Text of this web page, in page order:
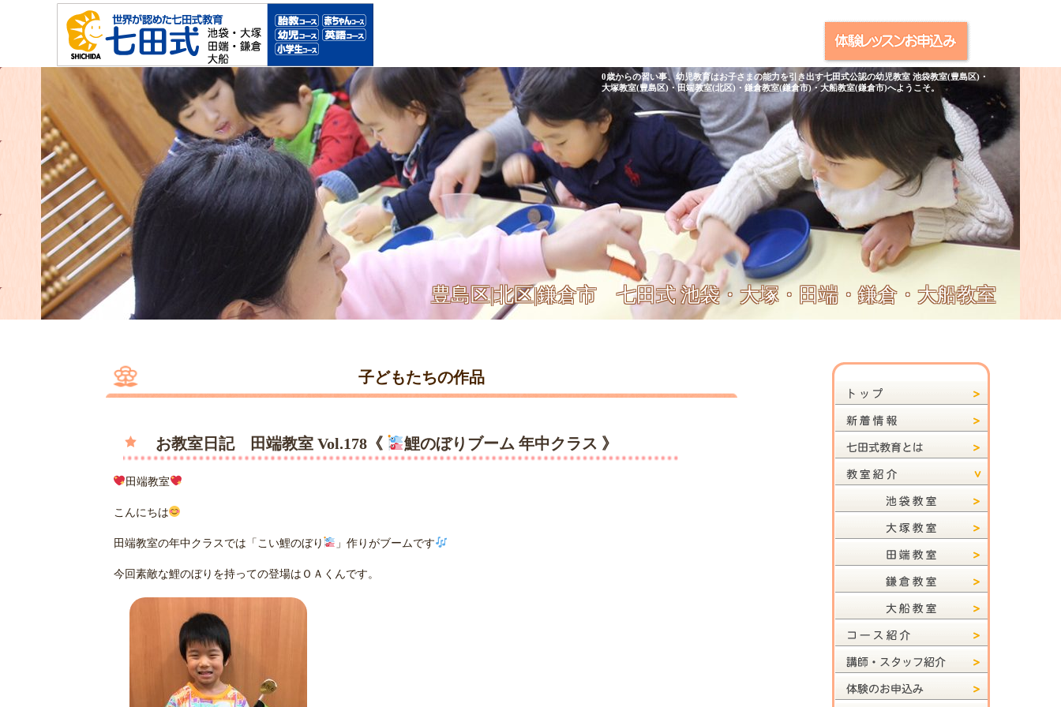
0歳からの習い事、幼児教育はお子さまの能力を引き出す七田式公認の幼児教室 池袋教室(豊島区)・
大塚教室(豊島区)・田端教室(北区)・鎌倉教室(鎌倉市)・大船教室(鎌倉市)へようこそ。
豊島区|北区|鎌倉市 七田式 池袋・大塚・田端・鎌倉・大船教室
子どもたちの作品
お教室日記 田端教室 Vol.178《 鯉のぼりブーム 年中クラス 》
田端教室
こんにちは
田端教室の年中クラスでは「こい鯉のぼり 」作りがブームです
今回素敵な鯉のぼりを持っての登場はＯＡくんです。